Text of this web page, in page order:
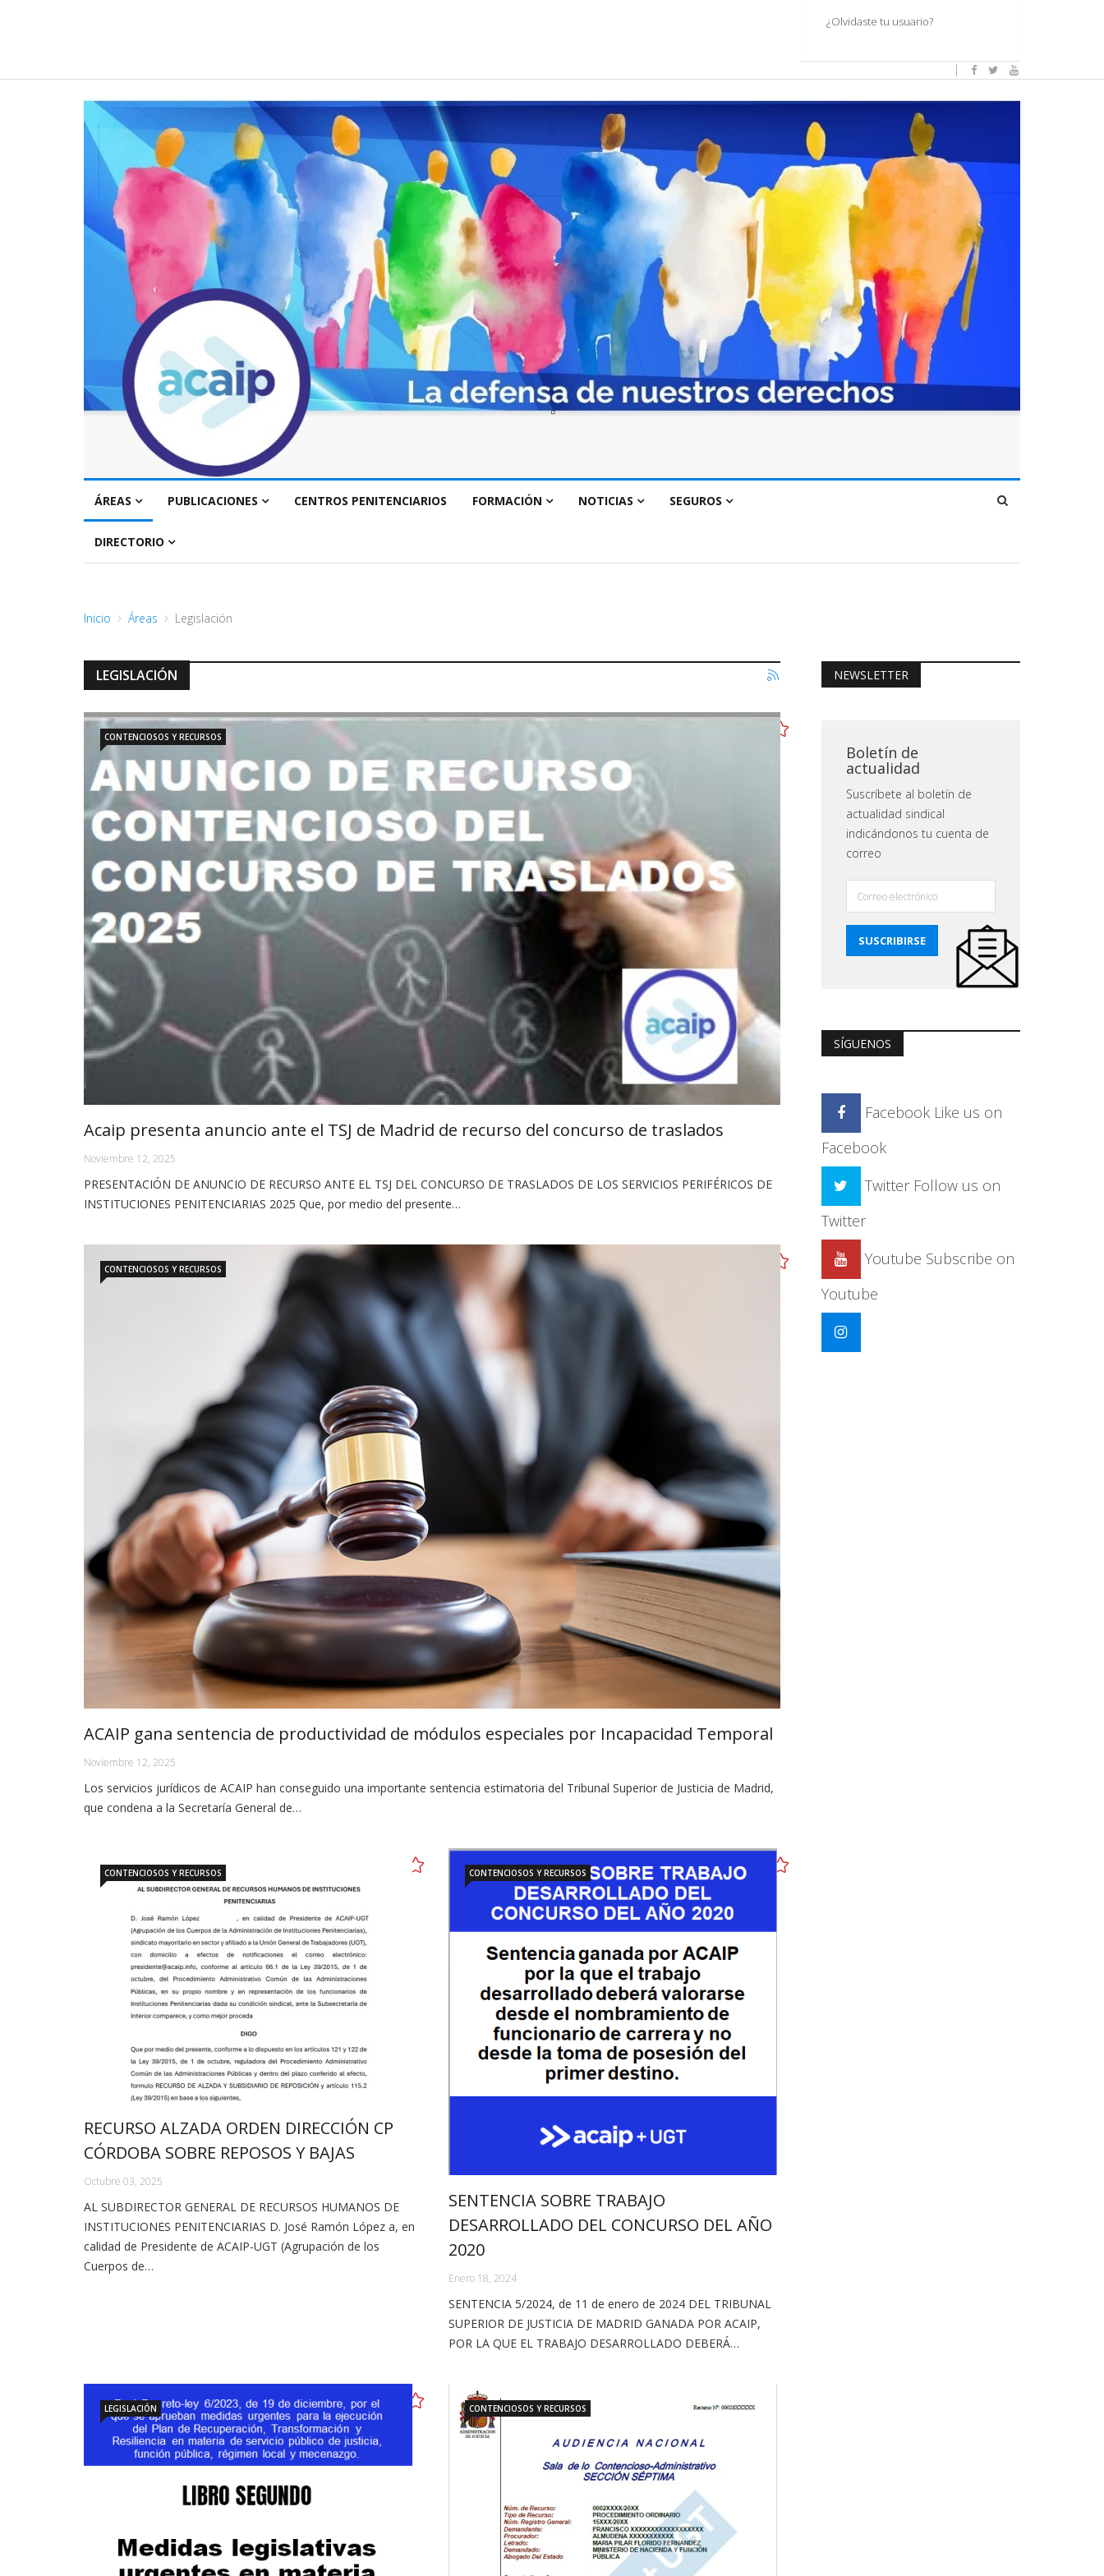
¿Olvidaste tu usuario?
ÁREAS PUBLICACIONES CENTROS PENITENCIARIOS FORMACIÓN NOTICIAS SEGUROS
DIRECTORIO
Inicio Áreas Legislación
LEGISLACIÓN
CONTENCIOSOS Y RECURSOS
Acaip presenta anuncio ante el TSJ de Madrid de recurso del concurso de traslados
Noviembre 12, 2025
PRESENTACIÓN DE ANUNCIO DE RECURSO ANTE EL TSJ DEL CONCURSO DE TRASLADOS DE LOS SERVICIOS PERIFÉRICOS DE
INSTITUCIONES PENITENCIARIAS 2025 Que, por medio del presente…
CONTENCIOSOS Y RECURSOS
ACAIP gana sentencia de productividad de módulos especiales por Incapacidad Temporal
Noviembre 12, 2025
Los servicios jurídicos de ACAIP han conseguido una importante sentencia estimatoria del Tribunal Superior de Justicia de Madrid,
que condena a la Secretaría General de…
CONTENCIOSOS Y RECURSOS
RECURSO ALZADA ORDEN DIRECCIÓN CP
CÓRDOBA SOBRE REPOSOS Y BAJAS
Octubre 03, 2025
AL SUBDIRECTOR GENERAL DE RECURSOS HUMANOS DE
INSTITUCIONES PENITENCIARIAS D. José Ramón López a, en
calidad de Presidente de ACAIP-UGT (Agrupación de los
Cuerpos de…
CONTENCIOSOS Y RECURSOS
SENTENCIA SOBRE TRABAJO
DESARROLLADO DEL CONCURSO DEL AÑO
2020
Enero 18, 2024
SENTENCIA 5/2024, de 11 de enero de 2024 DEL TRIBUNAL
SUPERIOR DE JUSTICIA DE MADRID GANADA POR ACAIP,
POR LA QUE EL TRABAJO DESARROLLADO DEBERÁ…
LEGISLACIÓN CONTENCIOSOS Y RECURSOS
NEWSLETTER
Boletín de
actualidad
Suscríbete al boletín de
actualidad sindical
indicándonos tu cuenta de
correo
SÍGUENOS
Facebook Like us on
Facebook
Twitter Follow us on
Twitter
Youtube Subscribe on
Youtube